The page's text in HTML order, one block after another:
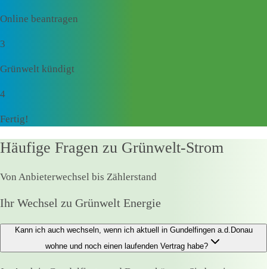
Online beantragen
3
Grünwelt kündigt
4
Fertig!
Häufige Fragen zu Grünwelt-Strom
Von Anbieterwechsel bis Zählerstand
Ihr Wechsel zu Grünwelt Energie
Kann ich auch wechseln, wenn ich aktuell in Gundelfingen a.d.Donau
wohne und noch einen laufenden Vertrag habe?